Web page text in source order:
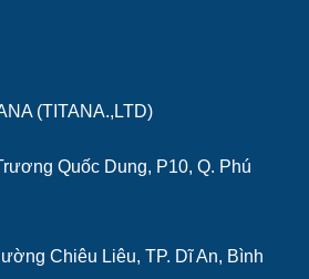
(TITANA.,LTD)
Quốc Dung, P10, Q. Phú
Chiêu Liêu, TP. Dĩ An, Bình